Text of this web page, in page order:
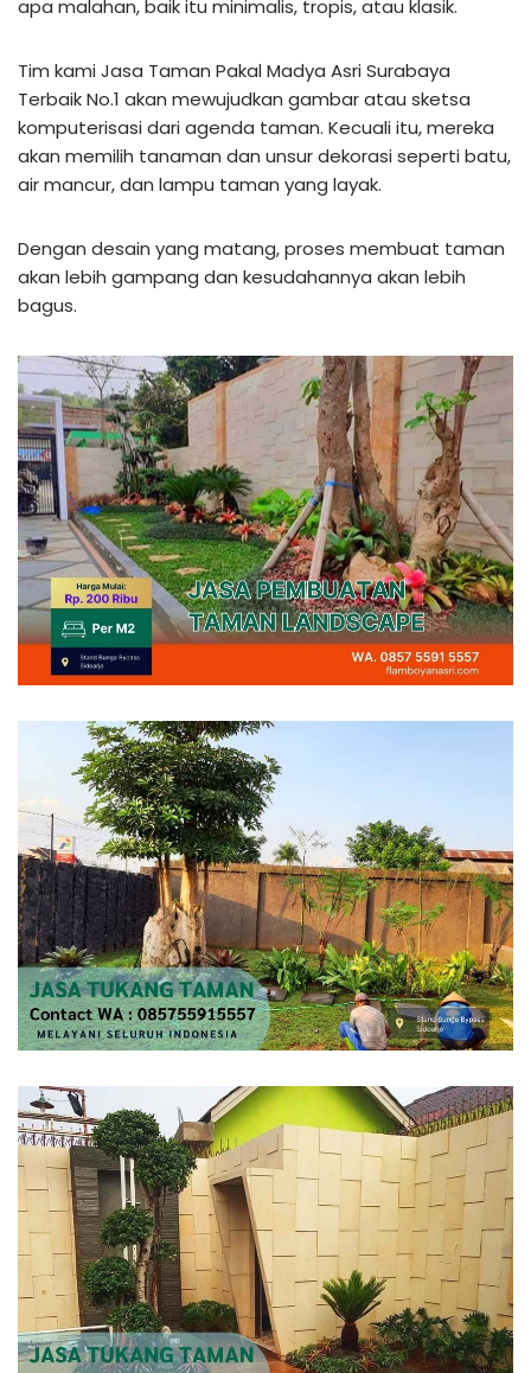
apa malahan, baik itu minimalis, tropis, atau klasik.
Tim kami Jasa Taman Pakal Madya Asri Surabaya
Terbaik No.1 akan mewujudkan gambar atau sketsa
komputerisasi dari agenda taman. Kecuali itu, mereka
akan memilih tanaman dan unsur dekorasi seperti batu,
air mancur, dan lampu taman yang layak.
Dengan desain yang matang, proses membuat taman
akan lebih gampang dan kesudahannya akan lebih
bagus.